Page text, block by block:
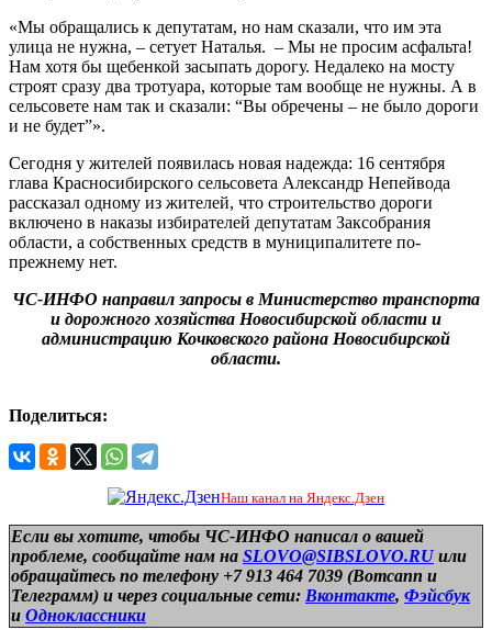
«Мы обращались к депутатам, но нам сказали, что им эта
улица не нужна, – сетует Наталья. – Мы не просим асфальта!
Нам хотя бы щебенкой засыпать дорогу. Недалеко на мосту
строят сразу два тротуара, которые там вообще не нужны. А в
сельсовете нам так и сказали: “Вы обречены – не было дороги
и не будет”».
Сегодня у жителей появилась новая надежда: 16 сентября
глава Красносибирского сельсовета Александр Непейвода
рассказал одному из жителей, что строительство дороги
включено в наказы избирателей депутатам Заксобрания
области, а собственных средств в муниципалитете по-
прежнему нет.
ЧС-ИНФО направил запросы в Министерство транспорта
и дорожного хозяйства Новосибирской области и
администрацию Кочковского района Новосибирской
области.
Поделиться:
Наш канал на Яндекс.Дзен
Если вы хотите, чтобы ЧС-ИНФО написал о вашей
проблеме, сообщайте нам на SLOVO@SIBSLOVO.RU или
обращайтесь по телефону +7 913 464 7039 (Вотсапп и
Телеграмм) и через социальные сети: Вконтакте, Фэйсбук
и Одноклассники